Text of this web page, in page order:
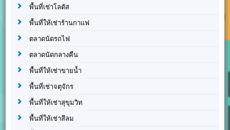
พื้นที่เช่าโลตัส
พื้นที่ให้เช่าร้านกาแฟ
ตลาดนัดรถไฟ
ตลาดนัดกลางคืน
พื้นที่ให้เช่าขายน้ำ
พื้นที่เช่าจตุจักร
พื้นที่ให้เช่าสุขุมวิท
พื้นที่ให้เช่าสีลม